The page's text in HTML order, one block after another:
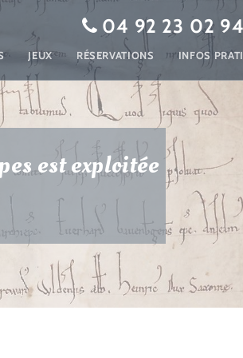
04 92 23 02 94
JEUX RÉSERVATIONS INFOS
est exploitée